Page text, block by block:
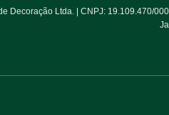
Decoração Ltda. | CNPJ: 19.109.470/